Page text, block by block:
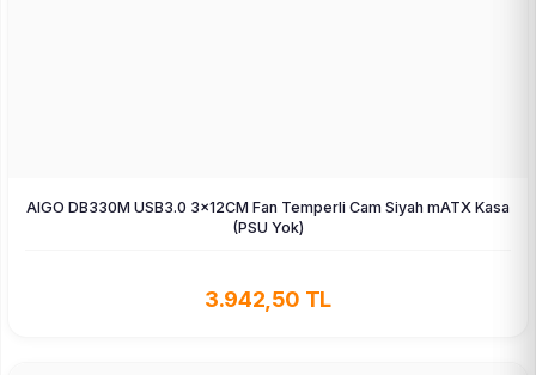
AIGO DB330M USB3.0 3×12CM Fan Temperli Cam Siyah mATX Kasa
(PSU Yok)
3.942,50 TL